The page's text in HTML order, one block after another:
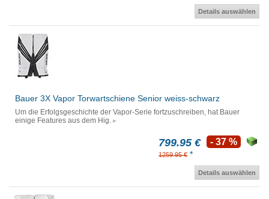
Details auswählen
Bauer 3X Vapor Torwartschiene Senior weiss-schwarz
Um die Erfolgsgeschichte der Vapor-Serie fortzuschreiben, hat Bauer
einige Features aus dem Hig.
799.95 €
1259.95 € *
- 37 %
Details auswählen